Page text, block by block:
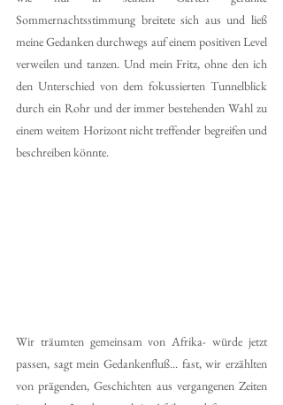
Sommernachtsstimmung breitete sich aus und ließ
meine Gedanken durchwegs auf einem positiven Level
verweilen und tanzen. Und mein Fritz, ohne den ich
den Unterschied von dem fokussierten Tunnelblick
durch ein Rohr und der immer bestehenden Wahl zu
einem weitem Horizont nicht treffender begreifen und
beschreiben könnte.
Wir träumten gemeinsam von Afrika- würde jetzt
passen, sagt mein Gedankenfluß... fast, wir erzählten
von prägenden, Geschichten aus vergangenen Zeiten